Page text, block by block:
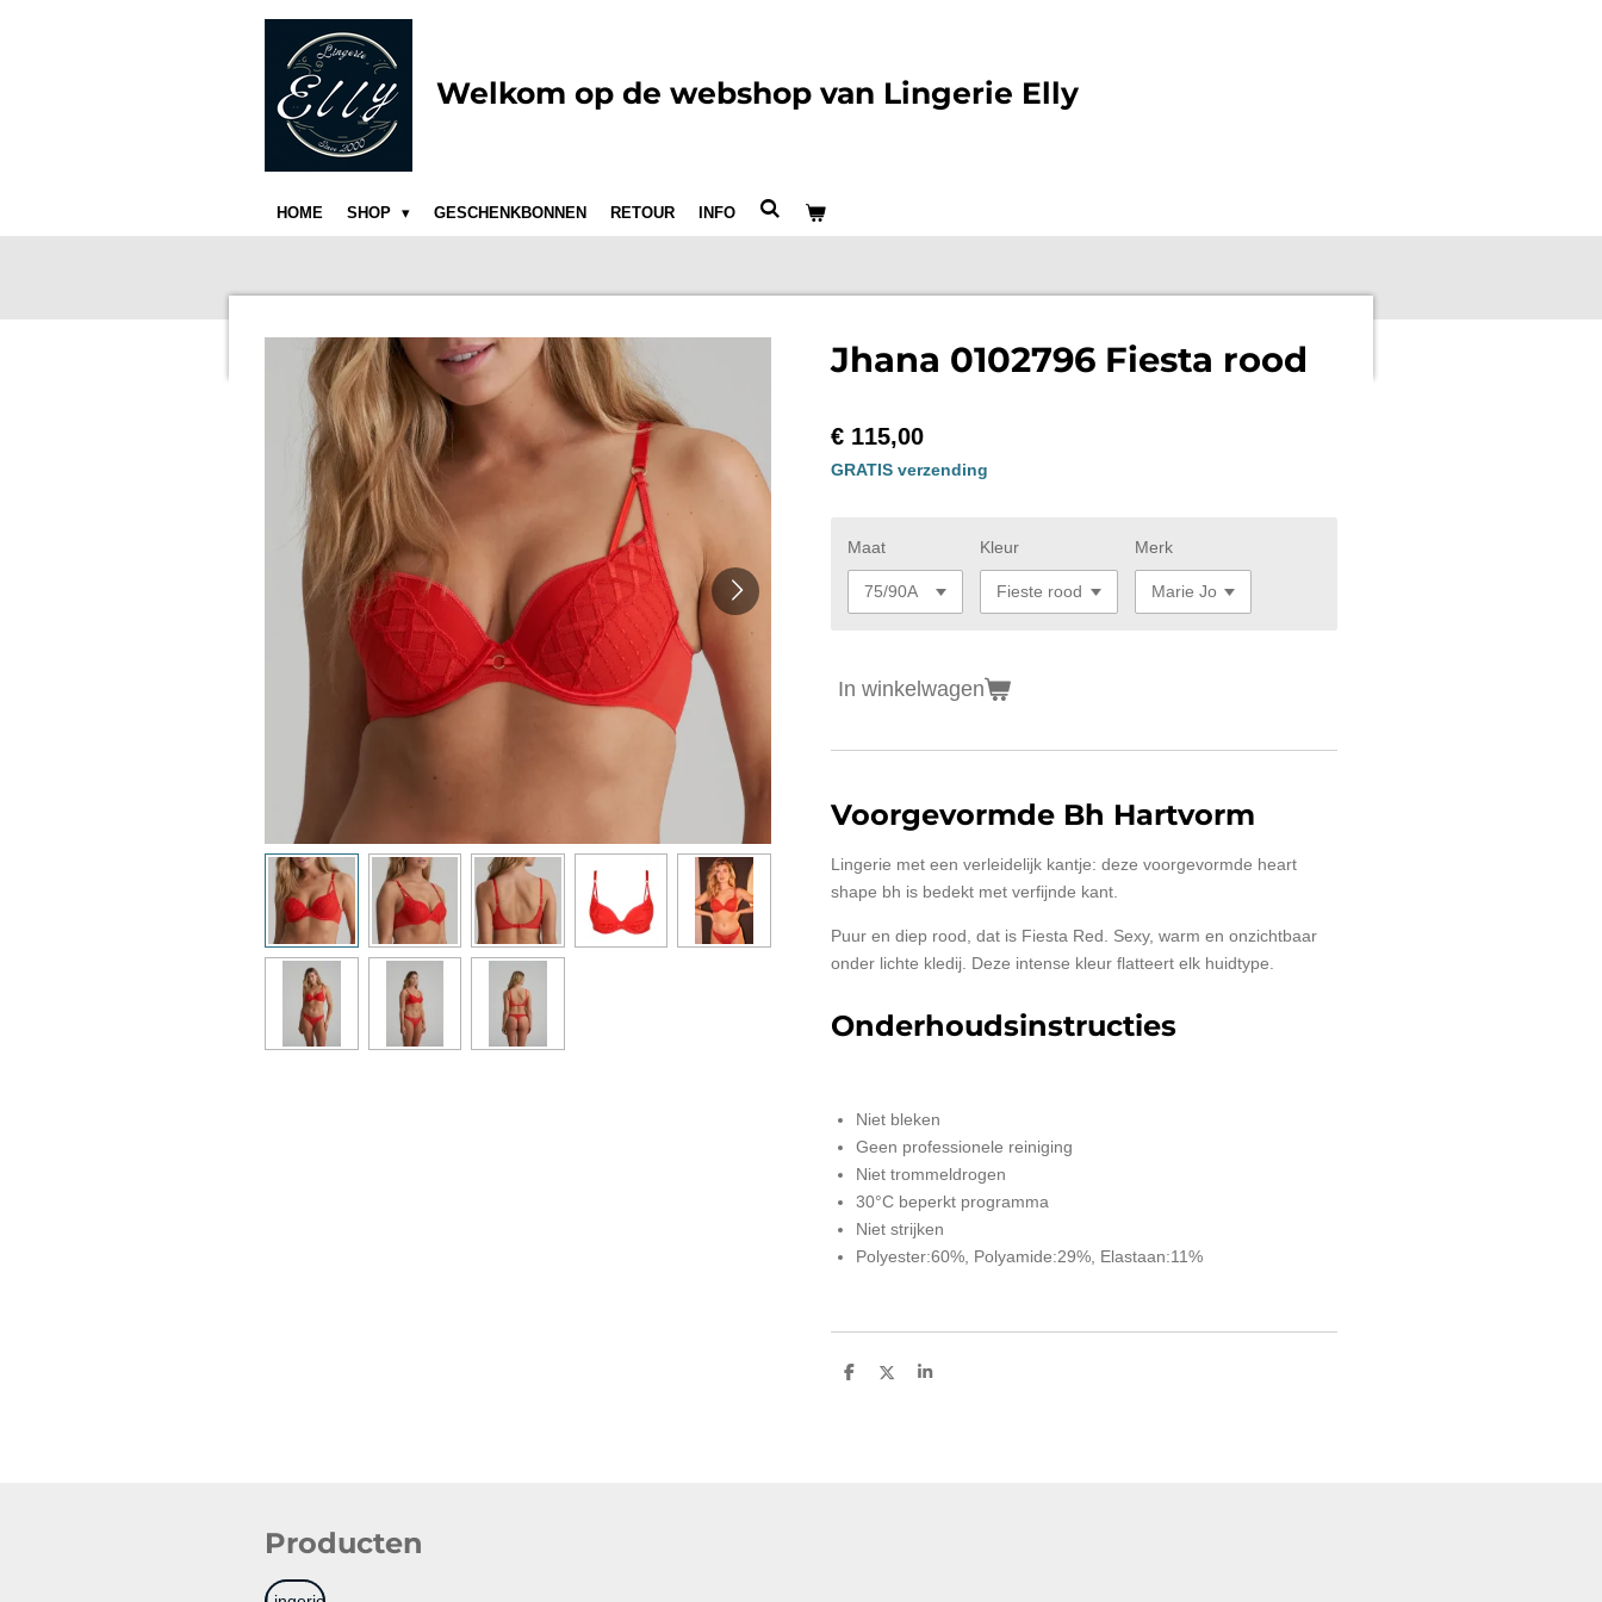
Welkom op de webshop van Lingerie Elly
HOME SHOP GESCHENKBONNEN RETOUR INFO
Jhana 0102796 Fiesta rood
€ 115,00
GRATIS verzending
Maat Kleur Merk
In winkelwagen
Voorgevormde Bh Hartvorm
Lingerie met een verleidelijk kantje: deze voorgevormde heart
shape bh is bedekt met verfijnde kant.
Puur en diep rood, dat is Fiesta Red. Sexy, warm en onzichtbaar
onder lichte kledij. Deze intense kleur flatteert elk huidtype.
Onderhoudsinstructies
Niet bleken
Geen professionele reiniging
Niet trommeldrogen
30°C beperkt programma
Niet strijken
Polyester:60%, Polyamide:29%, Elastaan:11%
D
D
S
Producten